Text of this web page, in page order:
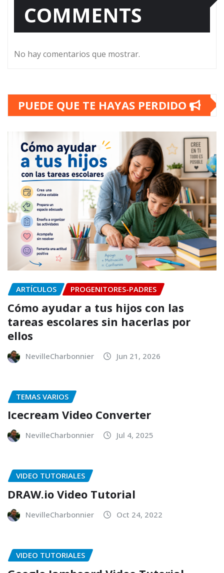
COMMENTS
No hay comentarios que mostrar.
PUEDE QUE TE HAYAS PERDIDO
ARTÍCULOS PROGENITORES-PADRES
Cómo ayudar a tus hijos con las
tareas escolares sin hacerlas por
ellos
NevilleCharbonnier Jun 21, 2026
TEMAS VARIOS
Icecream Video Converter
NevilleCharbonnier Jul 4, 2025
VIDEO TUTORIALES
DRAW.io Video Tutorial
NevilleCharbonnier Oct 24, 2022
VIDEO TUTORIALES